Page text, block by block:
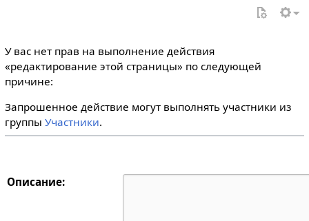
У вас нет прав на выполнение действия
«редактирование этой страницы» по следующей
причине:
Запрошенное действие могут выполнять участники из
группы Участники.
Описание: